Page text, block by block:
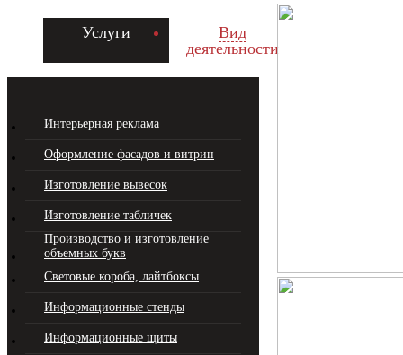
Услуги
Вид
деятельности
Интерьерная реклама
Оформление фасадов и витрин
Изготовление вывесок
Изготовление табличек
Производство и изготовление
объемных букв
Световые короба, лайтбоксы
Информационные стенды
Информационные щиты